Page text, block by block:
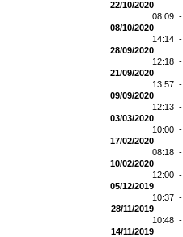
22/10/2020
08:09 -
08/10/2020
14:14 -
28/09/2020
12:18 -
21/09/2020
13:57 -
09/09/2020
12:13 -
03/03/2020
10:00 -
17/02/2020
08:18 -
10/02/2020
12:00 -
05/12/2019
10:37 -
28/11/2019
10:48 -
14/11/2019